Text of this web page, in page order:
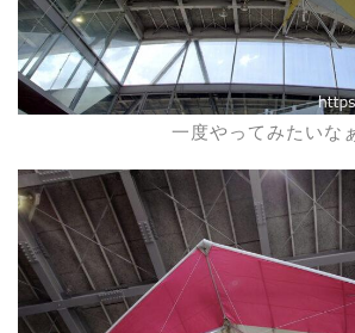
一度やってみたいな